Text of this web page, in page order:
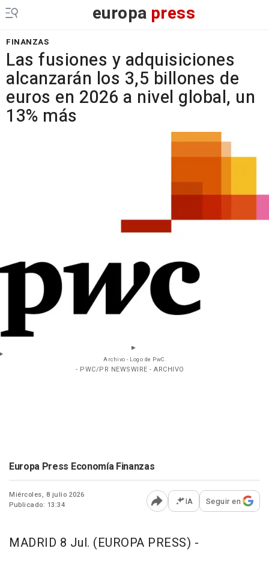
europa press
FINANZAS
Las fusiones y adquisiciones
alcanzarán los 3,5 billones de
euros en 2026 a nivel global, un
13% más
Archivo - Logo de PwC.
- PWC/PR NEWSWIRE - ARCHIVO
Europa Press Economía Finanzas
Miércoles, 8 julio 2026
Publicado: 13:34
Abrir opciones para
IA Seguir en
MADRID 8 Jul. (EUROPA PRESS) -